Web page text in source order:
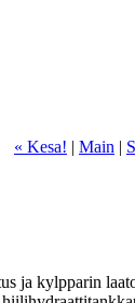
« Kesa! | Main |
ja kylpparin